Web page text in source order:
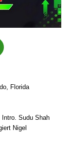
Florida
Sudu Shah
Nigel